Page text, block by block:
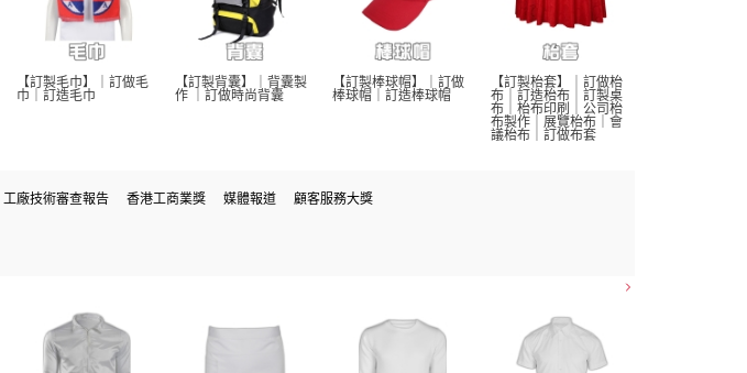
【訂製毛巾】｜訂做毛
巾｜訂造毛巾
【訂製背囊】｜背囊製
作 ｜訂做時尚背囊
【訂製棒球帽】｜訂做
棒球帽｜訂造棒球帽
【訂製枱套】｜訂做枱
布｜訂造枱布｜訂製桌
布｜枱布印刷｜公司枱
布製作｜展覽枱布｜會
議枱布｜訂做布套
工廠技術審查報告 香港工商業獎 媒體報道 顧客服務大獎